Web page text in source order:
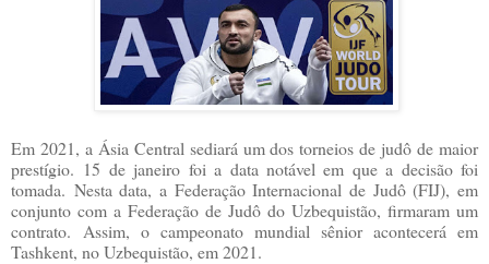
Em 2021, a Ásia Central sediará um dos torneios de judô de maior
prestígio. 15 de janeiro foi a data notável em que a decisão foi
tomada. Nesta data, a Federação Internacional de Judô (FIJ), em
conjunto com a Federação de Judô do Uzbequistão, firmaram um
contrato. Assim, o campeonato mundial sênior acontecerá em
Tashkent, no Uzbequistão, em 2021.